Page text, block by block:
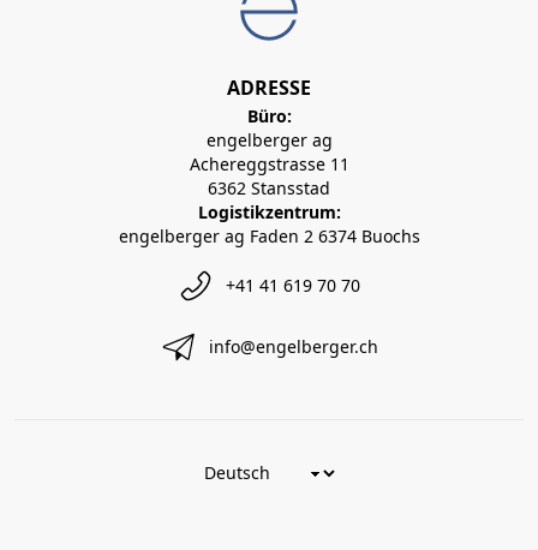
ADRESSE
Büro:
engelberger ag
Achereggstrasse 11
6362 Stansstad
Logistikzentrum:
engelberger ag Faden 2 6374 Buochs
+41 41 619 70 70
info@engelberger.ch